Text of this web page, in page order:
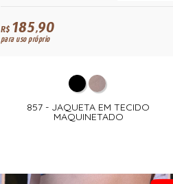
R$185,90
para uso próprio
857 - JAQUETA EM TECIDO
MAQUINETADO